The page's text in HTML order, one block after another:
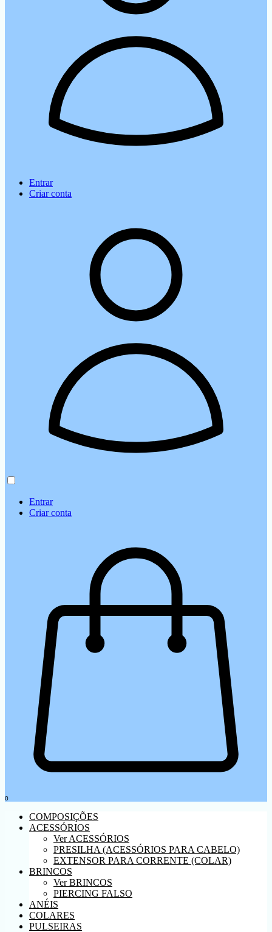
Entrar
Criar conta
Entrar
Criar conta
0
COMPOSIÇÕES
ACESSÓRIOS
Ver ACESSÓRIOS
PRESILHA (ACESSÓRIOS PARA CABELO)
EXTENSOR PARA CORRENTE (COLAR)
BRINCOS
Ver BRINCOS
PIERCING FALSO
ANÉIS
COLARES
PULSEIRAS